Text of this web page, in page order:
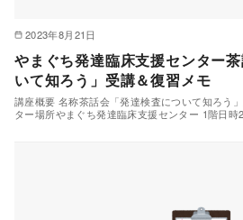
2023年8月21日
やまぐち発達臨床支援センター
いて知ろう」受講＆復習メモ
講座概要 名称茶話会「発達検査について知ろう
ター場所やまぐち発達臨床支援センター 1階日